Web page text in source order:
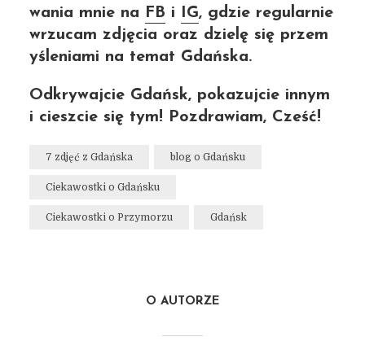
wania mnie na FB i IG, gdzie regularnie
wrzucam zdjęcia oraz dzielę się przem
yśleniami na temat Gdańska.
Odkrywajcie Gdańsk, pokazujcie innym
i cieszcie się tym! Pozdrawiam, Cześć!
7 zdjęć z Gdańska blog o Gdańsku
Ciekawostki o Gdańsku
Ciekawostki o Przymorzu Gdańsk
O AUTORZE